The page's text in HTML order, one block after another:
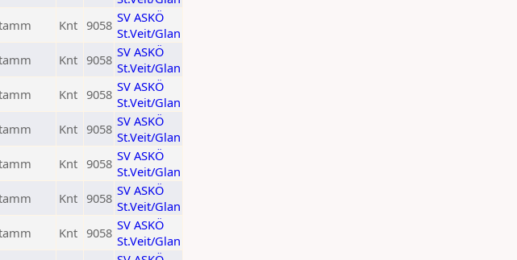
Knt 9058 SV ASKÖ
St.Veit/Glan
Knt 9058 SV ASKÖ
St.Veit/Glan
Knt 9058 SV ASKÖ
St.Veit/Glan
Knt 9058 SV ASKÖ
St.Veit/Glan
Knt 9058 SV ASKÖ
St.Veit/Glan
Knt 9058 SV ASKÖ
St.Veit/Glan
Knt 9058 SV ASKÖ
St.Veit/Glan